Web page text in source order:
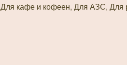
Для кафе и кофеен, Для АЗС, Для